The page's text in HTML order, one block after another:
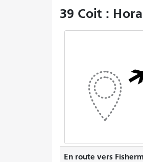
39 Coit :
En route vers